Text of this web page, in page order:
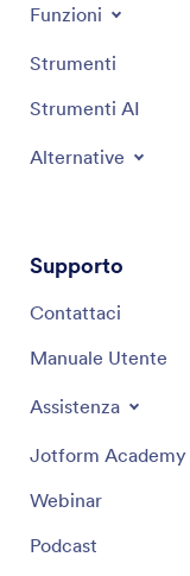
Funzioni
Strumenti
Strumenti AI
Alternative
Supporto
Contattaci
Manuale Utente
Assistenza
Jotform Academy
Webinar
Podcast